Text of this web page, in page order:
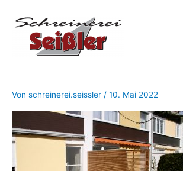
Inhalt
springen
Von schreinerei.seissler / 10. Mai 2022